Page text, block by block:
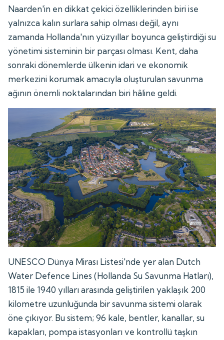
Naarden'in en dikkat çekici özelliklerinden biri ise
yalnızca kalın surlara sahip olması değil, aynı
zamanda Hollanda'nın yüzyıllar boyunca geliştirdiği su
yönetimi sisteminin bir parçası olması. Kent, daha
sonraki dönemlerde ülkenin idari ve ekonomik
merkezini korumak amacıyla oluşturulan savunma
ağının önemli noktalarından biri hâline geldi.
UNESCO Dünya Mirası Listesi'nde yer alan Dutch
Water Defence Lines (Hollanda Su Savunma Hatları),
1815 ile 1940 yılları arasında geliştirilen yaklaşık 200
kilometre uzunluğunda bir savunma sistemi olarak
öne çıkıyor. Bu sistem; 96 kale, bentler, kanallar, su
kapakları, pompa istasyonları ve kontrollü taşkın